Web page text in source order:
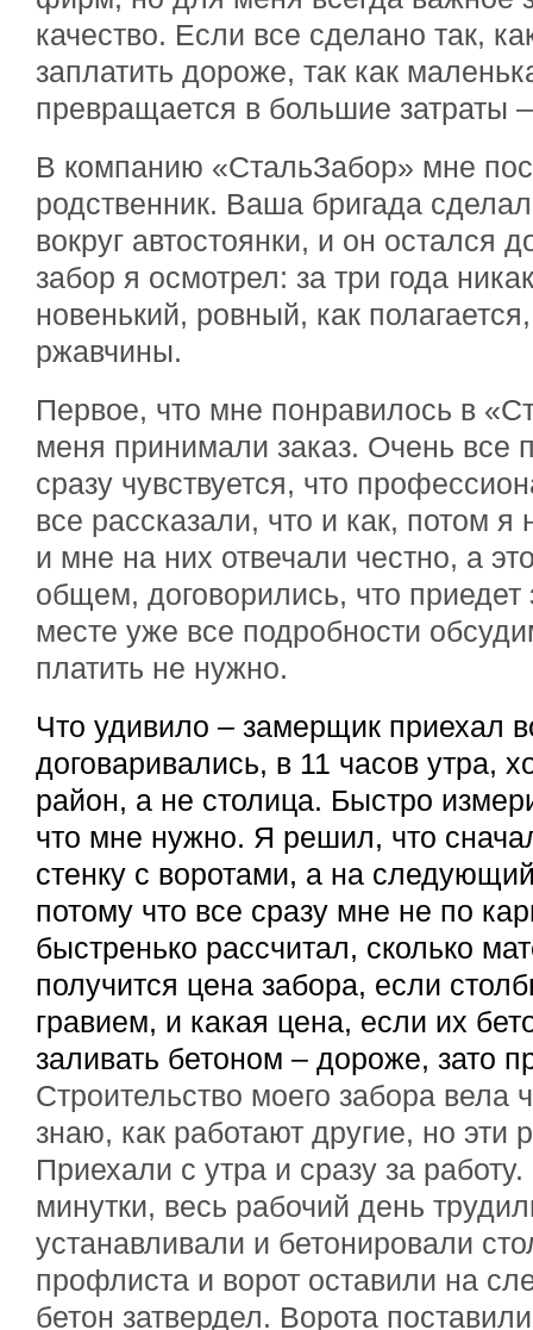
качество. Если все сделано так,
заплатить дороже, так как
превращается в большие затраты
В компанию «СтальЗабор» мне
родственник. Ваша бригада
вокруг автостоянки, и он остался
забор я осмотрел: за три года
новенький, ровный, как
ржавчины.
Первое, что мне понравилось в
меня принимали заказ. Очень все
сразу чувствуется, что
все рассказали, что и как, потом я
и мне на них отвечали честно, а
общем, договорились, что
месте уже все подробности
платить не нужно.
Что удивило – замерщик приехал
договаривались, в 11 часов утра,
район, а не столица. Быстро
что мне нужно. Я решил, что
стенку с воротами, а на
потому что все сразу мне не по
быстренько рассчитал, сколько
получится цена забора, если
гравием, и какая цена, если их
заливать бетоном – дороже, зато
Строительство моего забора вела
знаю, как работают другие, но эти
Приехали с утра и сразу за
минутки, весь рабочий день
устанавливали и бетонировали
профлиста и ворот оставили на
бетон затвердел. Ворота